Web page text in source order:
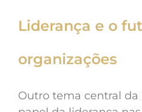
Liderança e o
organizações
Outro tema central da